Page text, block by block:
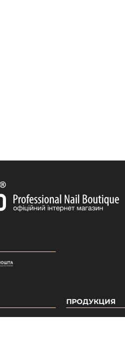
ПРОДУКЦИЯ
автоматическую